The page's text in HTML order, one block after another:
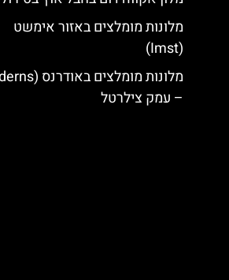
מלונות מומלצים באזור אימשט
(Imst)
– עמק צילרטל